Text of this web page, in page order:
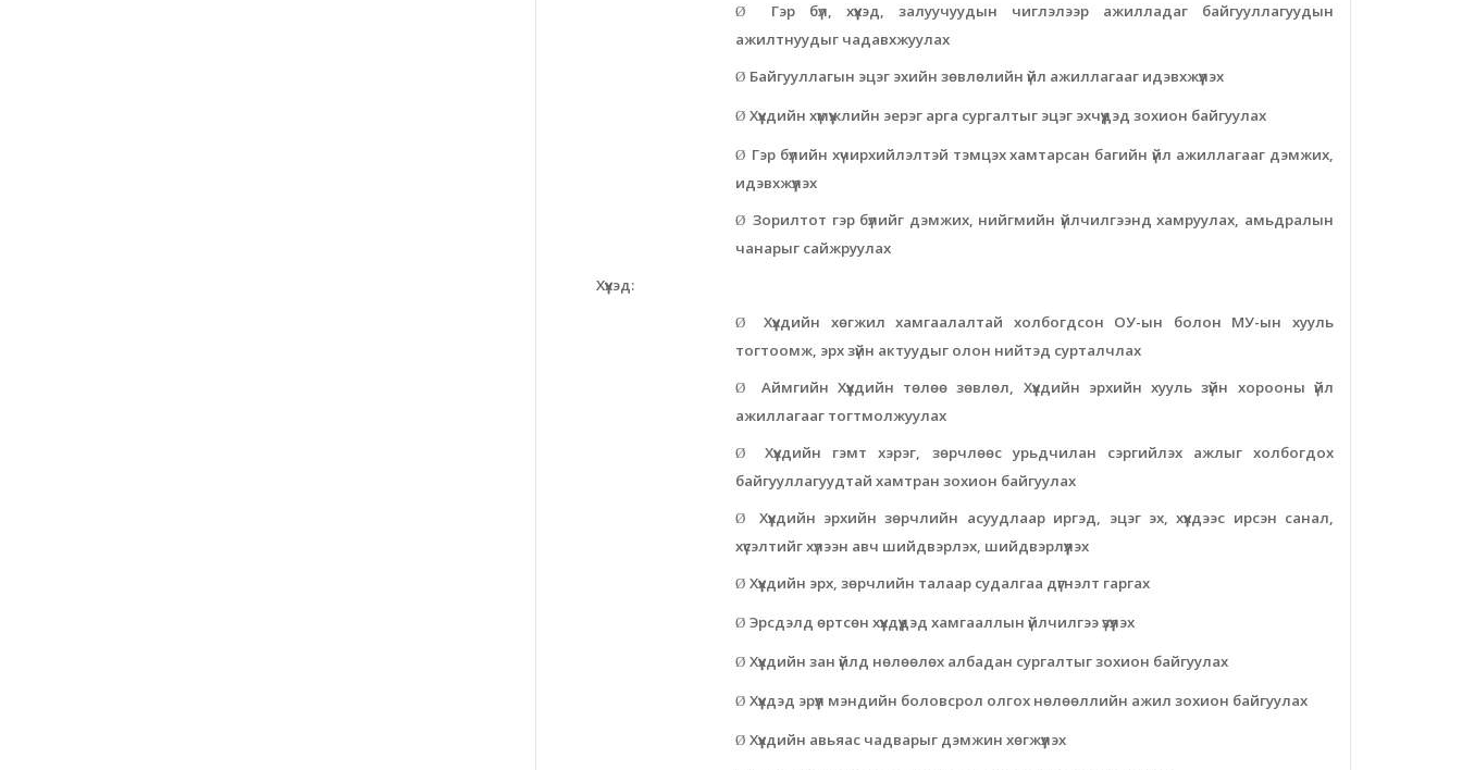
Ø
Гэр бүл, хүүхэд, залуучуудын чиглэлээр ажилладаг байгууллагуудын
ажилтнуудыг чадавхжуулах
Ø Байгууллагын эцэг эхийн зөвлөлийн үйл ажиллагааг идэвхжүүлэх
Ø Хүүхдийн хүмүүжлийн эерэг арга сургалтыг эцэг эхчүүдэд зохион байгуулах
Ø Гэр бүлийн хүчирхийлэлтэй тэмцэх хамтарсан багийн үйл ажиллагааг дэмжих,
идэвхжүүлэх
Ø Зорилтот гэр бүлийг дэмжих, нийгмийн үйлчилгээнд хамруулах, амьдралын
чанарыг сайжруулах
Хүүхэд:
Ø
Хүүхдийн хөгжил хамгаалалтай холбогдсон ОУ-ын болон МУ-ын хууль
тогтоомж, эрх зүйн актуудыг олон нийтэд сурталчлах
Ø
Аймгийн Хүүхдийн төлөө зөвлөл, Хүүхдийн эрхийн хууль зүйн хорооны үйл
ажиллагааг тогтмолжуулах
Ø
Хүүхдийн гэмт хэрэг, зөрчлөөс урьдчилан сэргийлэх ажлыг холбогдох
байгууллагуудтай хамтран зохион байгуулах
Ø
Хүүхдийн эрхийн зөрчлийн асуудлаар иргэд, эцэг эх, хүүхдээс ирсэн санал,
хүсэлтийг хүлээн авч шийдвэрлэх, шийдвэрлүүлэх
Ø Хүүхдийн эрх, зөрчлийн талаар судалгаа дүгнэлт гаргах
Ø Эрсдэлд өртсөн хүүхдүүдэд хамгааллын үйлчилгээ үзүүлэх
Ø Хүүхдийн зан үйлд нөлөөлөх албадан сургалтыг зохион байгуулах
Ø Хүүхдэд эрүүл мэндийн боловсрол олгох нөлөөллийн ажил зохион байгуулах
Ø Хүүхдийн авьяас чадварыг дэмжин хөгжүүлэх